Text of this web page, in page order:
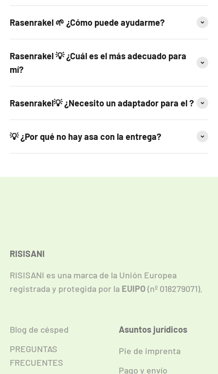
Rasenrakel 🌱 ¿Cómo puede ayudarme?
Rasenrakel 💡 ¿Cuál es el más adecuado para
mí?
Rasenrakel💡 ¿Necesito un adaptador para el ?
💡 ¿Por qué no hay asa con la entrega?
RISISANI
RISISANI es una marca de la Unión Europea
registrada y protegida por la EUIPO(nº 018279071).
Blog de césped
PREGUNTAS
FRECUENTES
Asuntos jurídicos
Pie de imprenta
Pago y envío